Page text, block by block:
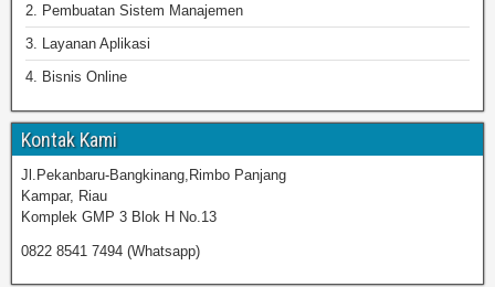
2. Pembuatan Sistem Manajemen
3. Layanan Aplikasi
4. Bisnis Online
Kontak Kami
Jl.Pekanbaru-Bangkinang,Rimbo Panjang
Kampar, Riau
Komplek GMP 3 Blok H No.13
0822 8541 7494 (Whatsapp)